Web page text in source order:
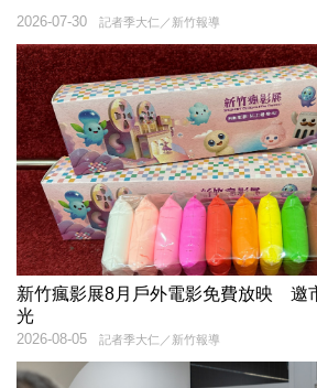
記者季大仁／新竹報導
2026-07-30
新竹瘋影展8月戶外電影免費放映 邀
光
記者季大仁／新竹報導
2026-08-05